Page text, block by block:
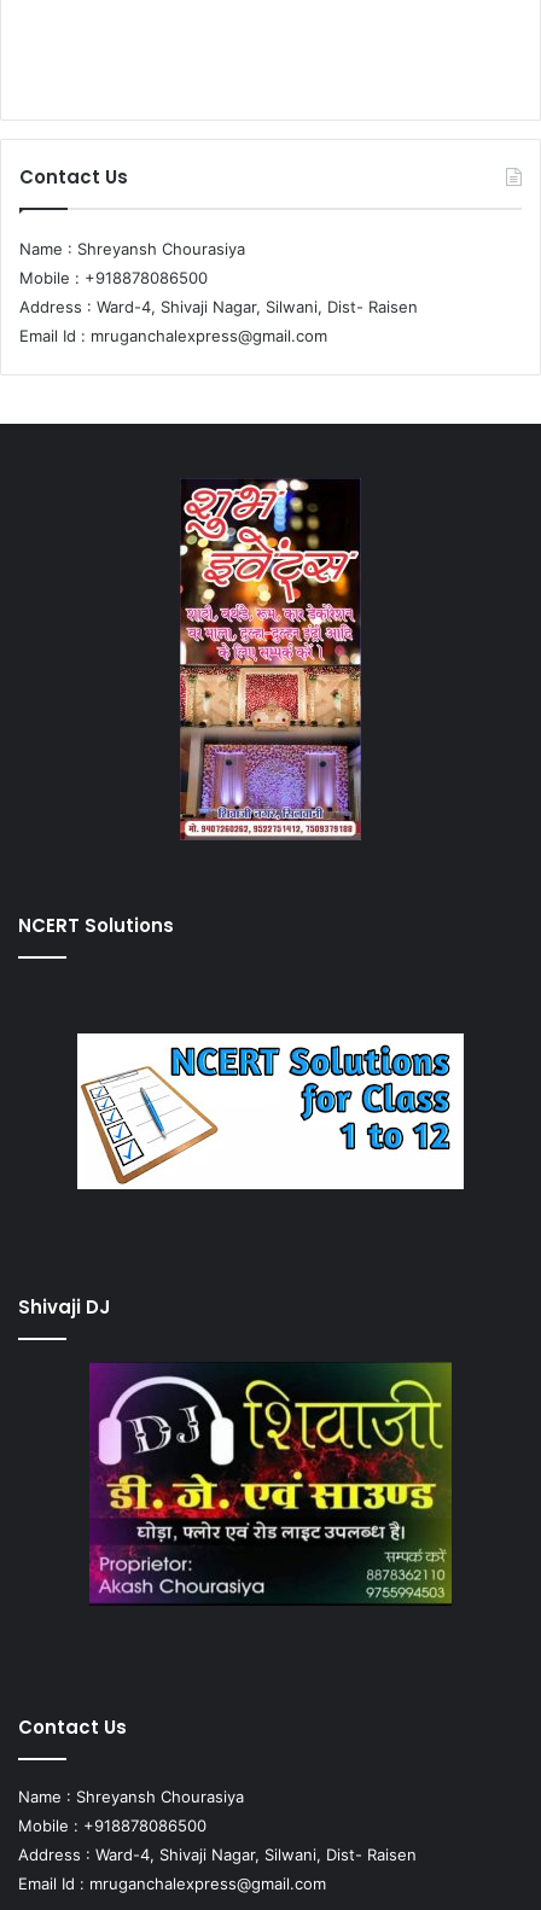
Contact Us
Name : Shreyansh Chourasiya
Mobile : +918878086500
Address : Ward-4, Shivaji Nagar, Silwani, Dist- Raisen
Email Id : mruganchalexpress@gmail.com
NCERT Solutions
Shivaji DJ
Contact Us
Name : Shreyansh Chourasiya
Mobile : +918878086500
Address : Ward-4, Shivaji Nagar, Silwani, Dist- Raisen
Email Id : mruganchalexpress@gmail.com